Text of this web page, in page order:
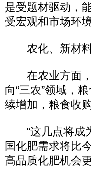
是受题材驱动，
受宏观和市场环
农化、新材料
在农业方面，
向“三农”领域，
续增加，粮食收
“这几点将成为
国化肥需求将比
高品质化肥机会